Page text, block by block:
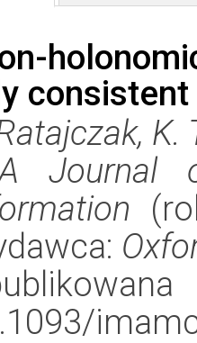
K.
Journal